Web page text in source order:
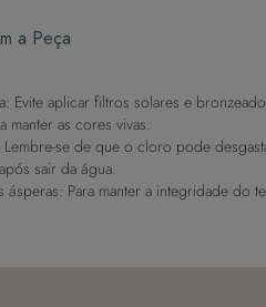
a Peça
Evite aplicar filtros solares e
manter as cores vivas.
se de que o cloro pode
sair da água.
ásperas: Para manter a integridade do
rugosas.